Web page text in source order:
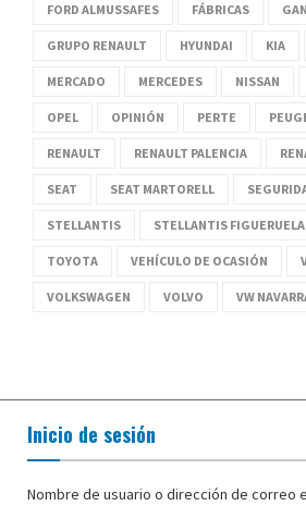
FORD ALMUSSAFES FÁBRICAS
GRUPO RENAULT HYUNDAI KIA
MERCADO MERCEDES NISSAN
OPEL OPINIÓN PERTE
RENAULT RENAULT PALENCIA
SEAT SEAT MARTORELL
STELLANTIS STELLANTIS
TOYOTA VEHÍCULO DE OCASIÓN
VOLKSWAGEN VOLVO VW
Inicio de sesión
Nombre de usuario o dirección de correo